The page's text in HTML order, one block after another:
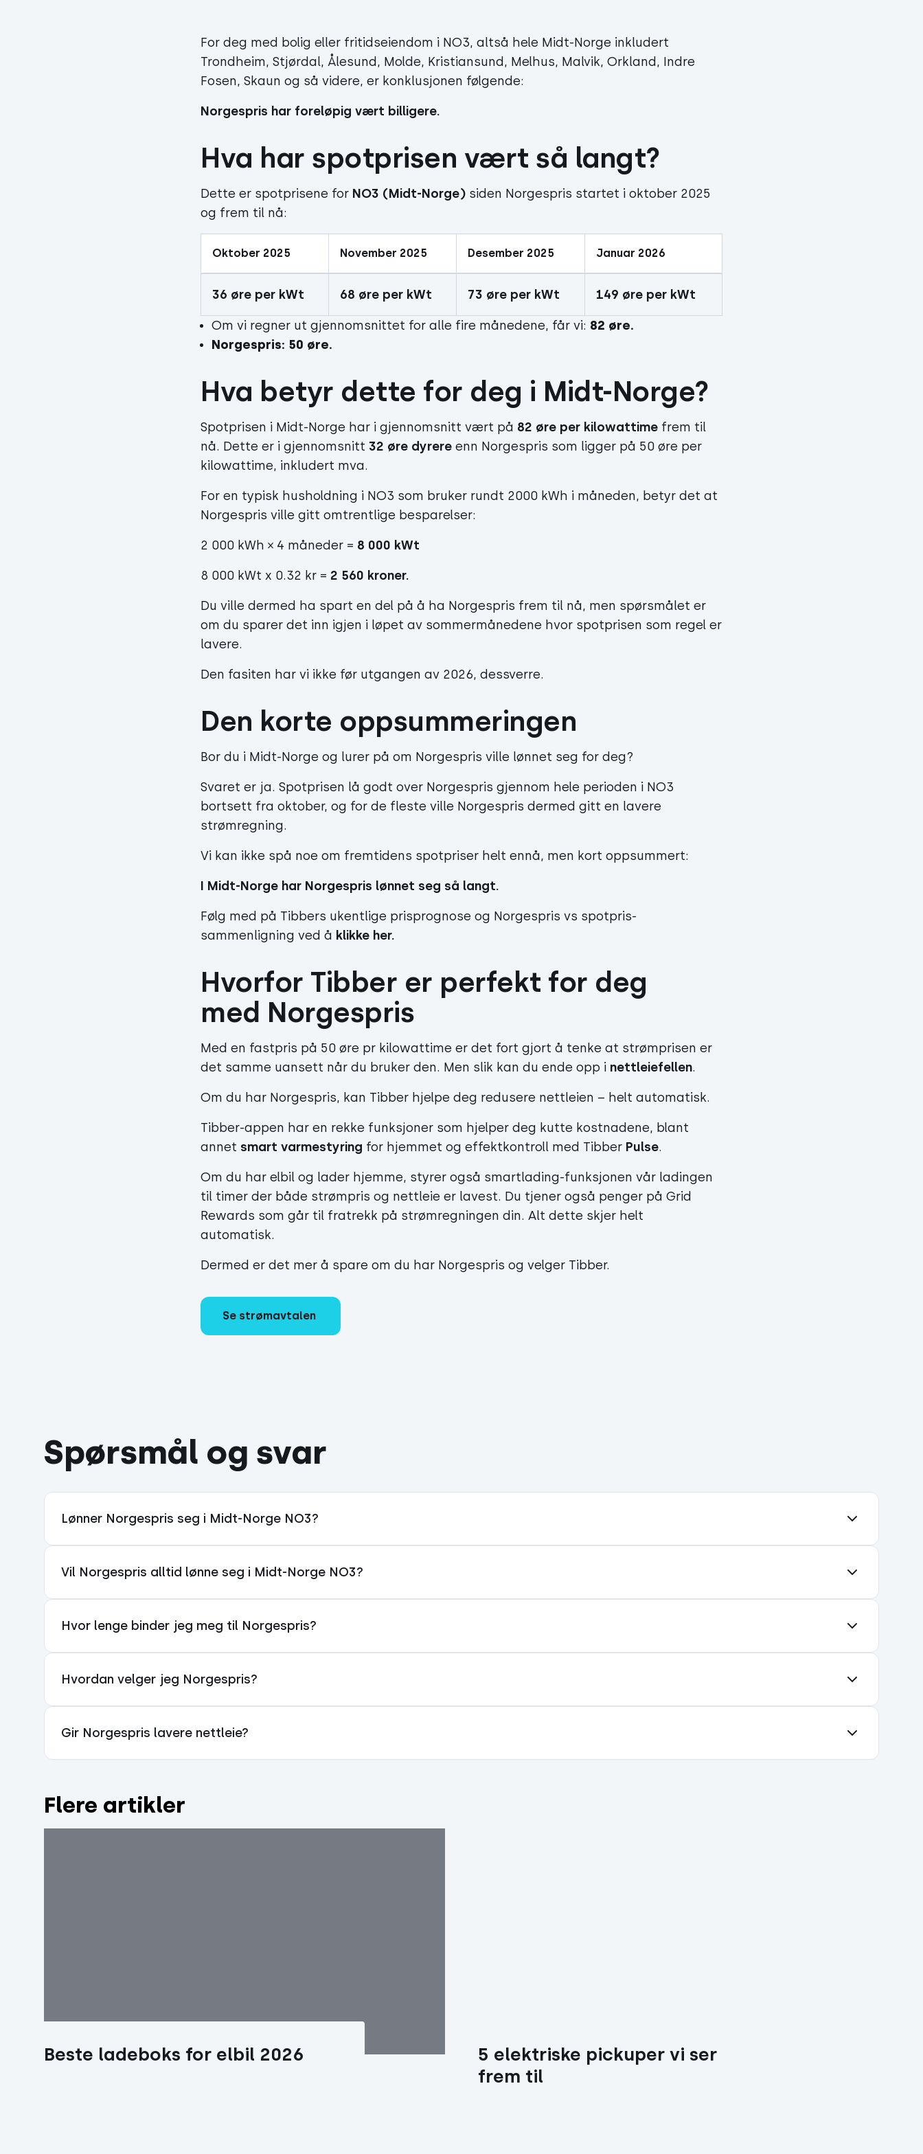
For deg med bolig eller fritidseiendom i NO3, altså hele Midt-Norge inkludert
Trondheim, Stjørdal, Ålesund, Molde, Kristiansund, Melhus, Malvik, Orkland, Indre
Fosen, Skaun og så videre, er konklusjonen følgende:
Norgespris har foreløpig vært billigere.
Hva har spotprisen vært så langt?
Dette er spotprisene for NO3 (Midt-Norge) siden Norgespris startet i oktober 2025
og frem til nå:
Oktober 2025 November 2025 Desember 2025 Januar 2026
36 øre per kWt 68 øre per kWt 73 øre per kWt 149 øre per kWt
Om vi regner ut gjennomsnittet for alle fire månedene, får vi: 82 øre.
Norgespris: 50 øre.
Hva betyr dette for deg i Midt-Norge?
Spotprisen i Midt-Norge har i gjennomsnitt vært på 82 øre per kilowattime frem til
nå. Dette er i gjennomsnitt 32 øre dyrere enn Norgespris som ligger på 50 øre per
kilowattime, inkludert mva.
For en typisk husholdning i NO3 som bruker rundt 2000 kWh i måneden, betyr det at
Norgespris ville gitt omtrentlige besparelser:
2 000 kWh × 4 måneder = 8 000 kWt
8 000 kWt x 0.32 kr = 2 560 kroner.
Du ville dermed ha spart en del på å ha Norgespris frem til nå, men spørsmålet er
om du sparer det inn igjen i løpet av sommermånedene hvor spotprisen som regel er
lavere.
Den fasiten har vi ikke før utgangen av 2026, dessverre.
Den korte oppsummeringen
Bor du i Midt-Norge og lurer på om Norgespris ville lønnet seg for deg?
Svaret er ja. Spotprisen lå godt over Norgespris gjennom hele perioden i NO3
bortsett fra oktober, og for de fleste ville Norgespris dermed gitt en lavere
strømregning.
Vi kan ikke spå noe om fremtidens spotpriser helt ennå, men kort oppsummert:
I Midt-Norge har Norgespris lønnet seg så langt.
Følg med på Tibbers ukentlige prisprognose og Norgespris vs spotpris-
sammenligning ved å klikke her.
Hvorfor Tibber er perfekt for deg
med Norgespris
Med en fastpris på 50 øre pr kilowattime er det fort gjort å tenke at strømprisen er
det samme uansett når du bruker den. Men slik kan du ende opp i nettleiefellen.
Om du har Norgespris, kan Tibber hjelpe deg redusere nettleien – helt automatisk.
Tibber-appen har en rekke funksjoner som hjelper deg kutte kostnadene, blant
annet smart varmestyring for hjemmet og effektkontroll med Tibber Pulse.
Om du har elbil og lader hjemme, styrer også smartlading-funksjonen vår ladingen
til timer der både strømpris og nettleie er lavest. Du tjener også penger på Grid
Rewards som går til fratrekk på strømregningen din. Alt dette skjer helt
automatisk.
Dermed er det mer å spare om du har Norgespris og velger Tibber.
Se strømavtalen
Spørsmål og svar
Lønner Norgespris seg i Midt-Norge NO3?
Vil Norgespris alltid lønne seg i Midt-Norge NO3?
Hvor lenge binder jeg meg til Norgespris?
Hvordan velger jeg Norgespris?
Gir Norgespris lavere nettleie?
Flere artikler
Beste ladeboks for elbil 2026
5 elektriske pickuper vi ser
frem til